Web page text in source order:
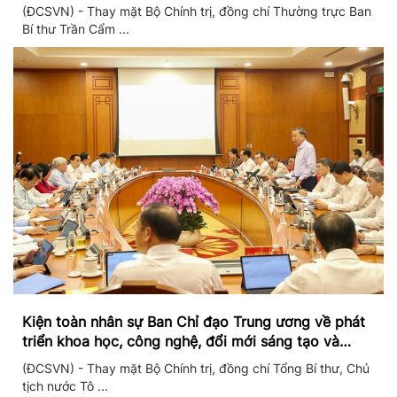
triển mới
(ĐCSVN) - Thay mặt Bộ Chính trị, đồng chí Thường trực Ban
Bí thư Trần Cẩm ...
Kiện toàn nhân sự Ban Chỉ đạo Trung ương về phát
triển khoa học, công nghệ, đổi mới sáng tạo và
chuyển đổi số
(ĐCSVN) - Thay mặt Bộ Chính trị, đồng chí Tổng Bí thư, Chủ
tịch nước Tô ...